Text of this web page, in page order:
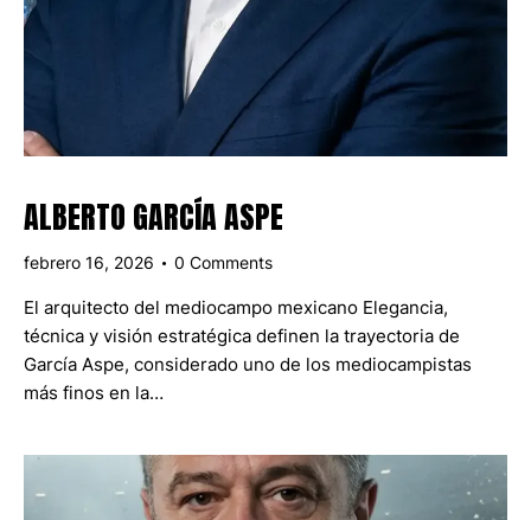
ALBERTO GARCÍA ASPE
febrero 16, 2026 0 Comments
El arquitecto del mediocampo mexicano Elegancia,
técnica y visión estratégica definen la trayectoria de
García Aspe, considerado uno de los mediocampistas
más finos en la…